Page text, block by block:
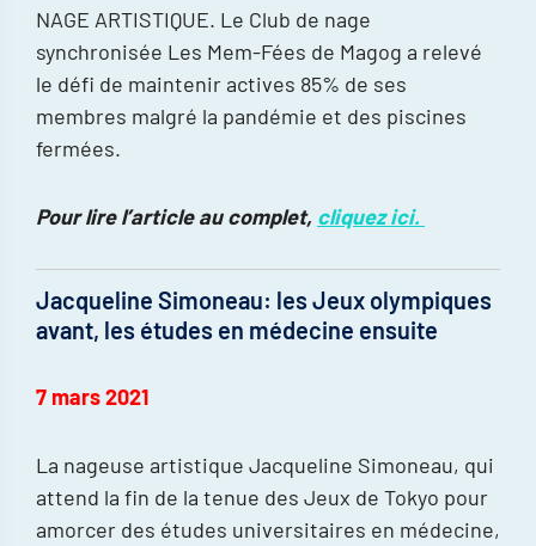
NAGE ARTISTIQUE. Le Club de nage
synchronisée Les Mem-Fées de Magog a relevé
le défi de maintenir actives 85% de ses
membres malgré la pandémie et des piscines
fermées.
Pour lire l’article au complet, cliquez ici.
Jacqueline Simoneau: les Jeux olympiques
avant, les études en médecine ensuite
7 mars 2021
La nageuse artistique Jacqueline Simoneau, qui
attend la fin de la tenue des Jeux de Tokyo pour
amorcer des études universitaires en médecine,